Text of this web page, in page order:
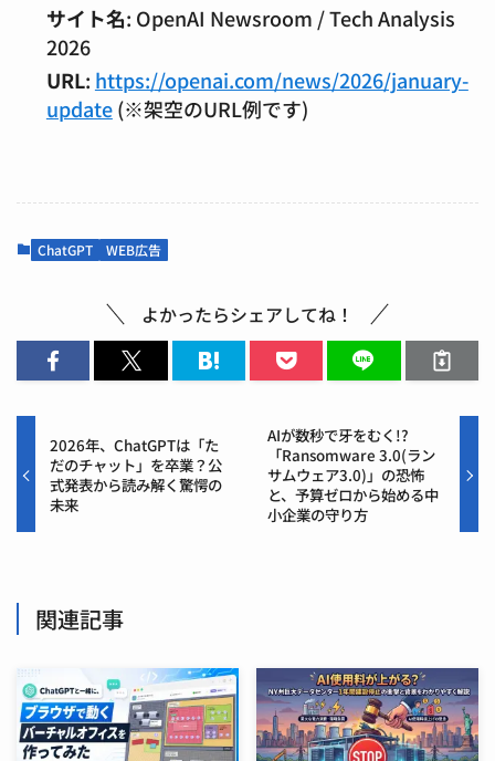
サイト名: OpenAI Newsroom / Tech Analysis
2026
URL: https://openai.com/news/2026/january-
update(※架空のURL例です)
ChatGPT WEB広告
よかったらシェアしてね！
2026年、ChatGPTは「た
だのチャット」を卒業？公
式発表から読み解く驚愕の
未来
AIが数秒で牙をむく!?
「Ransomware 3.0(ラン
サムウェア3.0)」の恐怖
と、予算ゼロから始める中
小企業の守り方
関連記事